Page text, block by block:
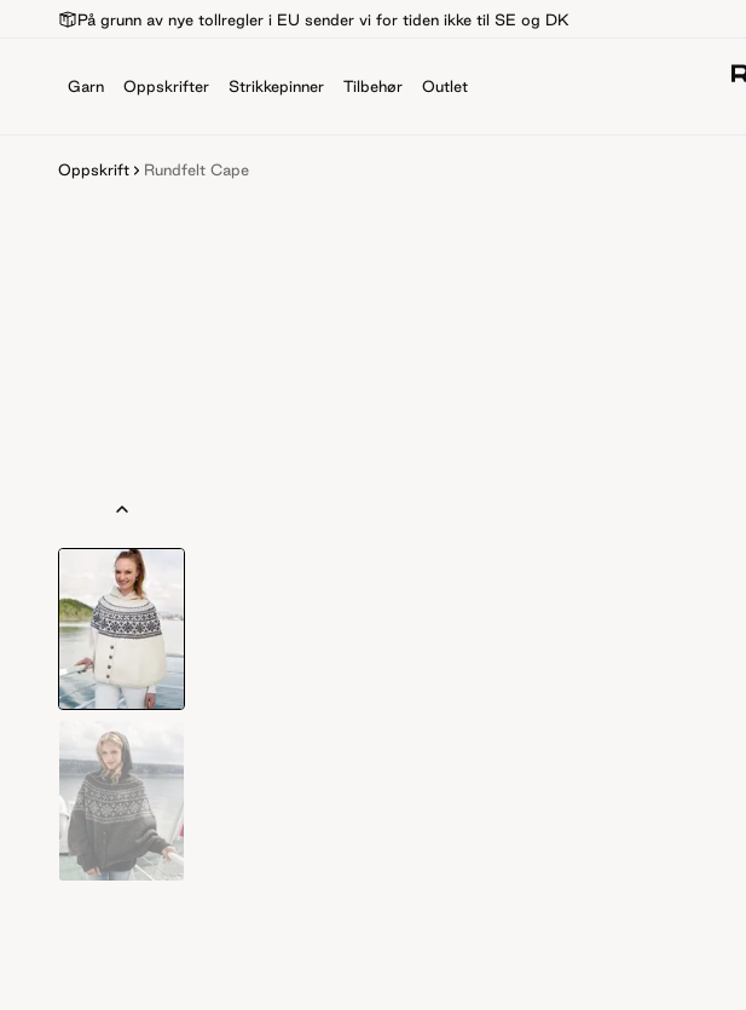
På grunn av nye tollregler i EU sender vi for tiden ikke til SE og DK
Garn Oppskrifter Strikkepinner Tilbehør Outlet
Oppskrift Rundfelt Cape